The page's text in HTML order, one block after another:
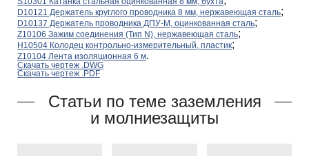
D10121 Держатель круглого проводника 8 мм, нержавеющая сталь;
D10137 Держатель проводника ДПУ-М, оцинкованная сталь;
Z10106 Зажим соединения (Тип N), нержавеющая сталь;
H10504 Колодец контрольно-измерительный, пластик;
Z10104 Лента изоляционная 6 м.
Скачать чертеж .DWG
Скачать чертеж .PDF
Статьи по теме заземления
и молниезащиты